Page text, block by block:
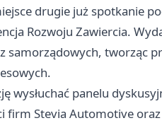
drugie już spotkanie
Rozwoju Zawiercia.
samorządowych, tworząc
wysłuchać panelu
firm Stevia Automotive